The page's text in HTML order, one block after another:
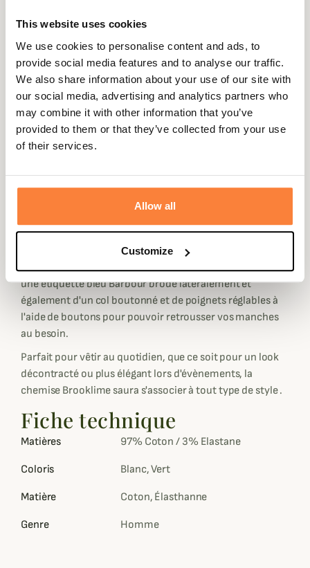
This website uses cookies
We use cookies to personalise content and ads, to
provide social media features and to analyse our traffic.
We also share information about your use of our site with
our social media, advertising and analytics partners who
may combine it with other information that you’ve
provided to them or that they’ve collected from your use
of their services.
Allow all
Customize
Description
Barbourvous propose cette chemise Brooklime, très
élégante aux coloris sobres que vous pourrez porter par
toutes les occasions.
La chemise Brooklime est
confectionnée majoritairement en coton avec un peu
d'élasthanne pour vous garantir un tissu très confortable
et une finition douce dans une coupe ajustée pour une
gris/olive selon vos préférences et est fini avec une
subtile bordure intérieur, au niveau du col, en tartan
typique de la marque Barbour.
Elle dispose d'une poche au niveau de la poitrine avec
une étiquette bleu Barbour brodé latéralement et
également d'un col boutonné et de poignets réglables à
l'aide de boutons pour pouvoir retrousser vos manches
au besoin.
Parfait pour vêtir au quotidien, que ce soit pour un look
décontracté ou plus élégant lors d'évènements, la
chemise Brooklime saura s'associer à tout type de style .
Fiche technique
Matières 97% Coton / 3% Elastane
Coloris Blanc, Vert
Matière Coton, Élasthanne
Genre Homme